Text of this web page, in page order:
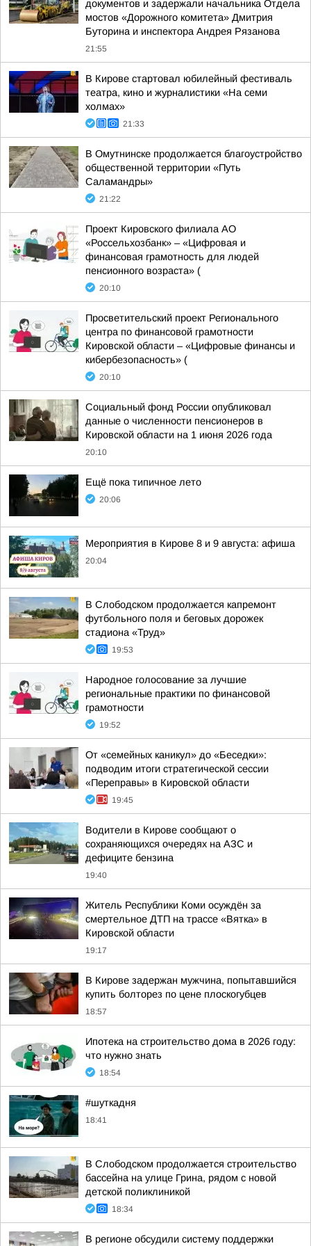
документов и задержали начальника Отдела
мостов «Дорожного комитета» Дмитрия
Буторина и инспектора Андрея Рязанова
21:55
В Кирове стартовал юбилейный фестиваль
театра, кино и журналистики «На семи
холмах»
21:33
В Омутнинске продолжается благоустройство
общественной территории «Путь
Саламандры»
21:22
Проект Кировского филиала АО
«Россельхозбанк» – «Цифровая и
финансовая грамотность для людей
пенсионного возраста» (
20:10
Просветительский проект Регионального
центра по финансовой грамотности
Кировской области – «Цифровые финансы и
кибербезопасность» (
20:10
Социальный фонд России опубликовал
данные о численности пенсионеров в
Кировской области на 1 июня 2026 года
20:10
Ещё пока типичное лето
20:06
Мероприятия в Кирове 8 и 9 августа: афиша
20:04
В Слободском продолжается капремонт
футбольного поля и беговых дорожек
стадиона «Труд»
19:53
Народное голосование за лучшие
региональные практики по финансовой
грамотности
19:52
От «семейных каникул» до «Беседки»:
подводим итоги стратегической сессии
«Переправы» в Кировской области
19:45
Водители в Кирове сообщают о
сохраняющихся очередях на АЗС и
дефиците бензина
19:40
Житель Республики Коми осуждён за
смертельное ДТП на трассе «Вятка» в
Кировской области
19:17
В Кирове задержан мужчина, попытавшийся
купить болторез по цене плоскогубцев
18:57
Ипотека на строительство дома в 2026 году:
что нужно знать
18:54
#шуткадня
18:41
В Слободском продолжается строительство
бассейна на улице Грина, рядом с новой
детской поликлиникой
18:34
В регионе обсудили систему поддержки